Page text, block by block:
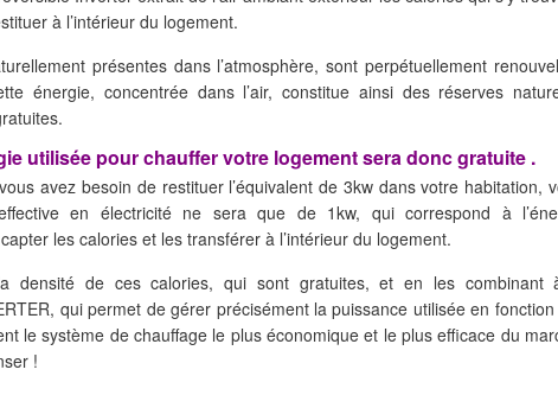
à l’intérieur du logement.
présentes dans l’atmosphère, sont perpétuellement
énergie, concentrée dans l’air, constitue ainsi des réserves
utilisée pour chauffer votre logement sera donc gratuite .
avez besoin de restituer l’équivalent de 3kw dans votre habitation,
en électricité ne sera que de 1kw, qui correspond à
les calories et les transférer à l’intérieur du logement.
densité de ces calories, qui sont gratuites, et en les combinant
qui permet de gérer précisément la puissance utilisée en
le système de chauffage le plus économique et le plus efficace du
!